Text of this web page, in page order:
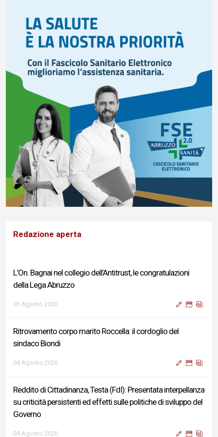
Redazione aperta
L’On. Bagnai nel collegio dell’Antitrust, le congratulazioni
della Lega Abruzzo
05 Agosto 2026
Ritrovamento corpo marito Roccella: il cordoglio del
sindaco Biondi
04 Agosto 2026
Reddito di Cittadinanza, Testa (FdI): Presentata interpellanza
su criticità persistenti ed effetti sulle politiche di sviluppo del
Governo
04 Agosto 2026